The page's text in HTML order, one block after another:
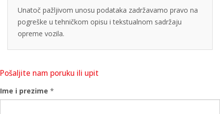
Unatoč pažljivom unosu podataka zadržavamo pravo na
pogreške u tehničkom opisu i tekstualnom sadržaju
opreme vozila.
Pošaljite nam poruku ili upit
Ime i prezime *